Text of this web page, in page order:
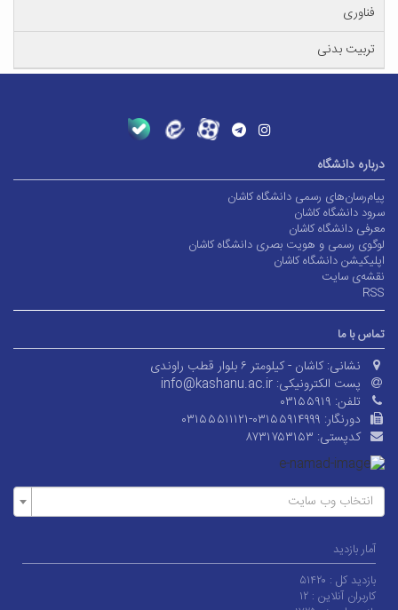
فناوری
تربیت بدنی
درباره دانشگاه
پیام‌رسان‌های رسمی دانشگاه کاشان
سرود دانشگاه کاشان
معرفی دانشگاه کاشان
لوگوی رسمی و هویت بصری دانشگاه کاشان
اپلیکیشن دانشگاه کاشان
نقشه‌ی سایت
RSS
تماس با ما
نشانی: کاشان - کیلومتر ۶ بلوار قطب راوندی
پست الکترونیکی: info@kashanu.ac.ir
تلفن: ۰۳۱۵۵۹۱۹
دورنگار: ۰۳۱۵۵۵۱۱۱۲۱-۰۳۱۵۵۹۱۴۹۹۹
کدپستی: ۸۷۳۱۷۵۳۱۵۳
انتخاب وب سایت
آمار بازدید
بازدید کل : ۵۱۴۲۰
کاربران آنلاین : ۱۲